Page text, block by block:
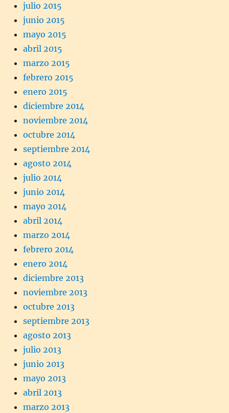
julio 2015
junio 2015
mayo 2015
abril 2015
marzo 2015
febrero 2015
enero 2015
diciembre 2014
noviembre 2014
octubre 2014
septiembre 2014
agosto 2014
julio 2014
junio 2014
mayo 2014
abril 2014
marzo 2014
febrero 2014
enero 2014
diciembre 2013
noviembre 2013
octubre 2013
septiembre 2013
agosto 2013
julio 2013
junio 2013
mayo 2013
abril 2013
marzo 2013